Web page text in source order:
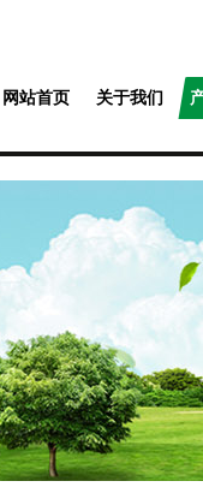
网站首页 关于我们